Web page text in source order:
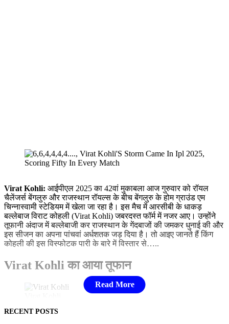
Virat Kohli: आईपीएल 2025 का 42वां मुकाबला आज गुरुवार को रॉयल
चैलेंजर्स बेंगलुरु और राजस्थान रॉयल्स के बीच बेंगलुरु के होम ग्राउंड एम
चिन्नास्वामी स्टेडियम में खेला जा रहा है। इस मैच में आरसीबी के धाकड़
बल्लेबाज विराट कोहली (Virat Kohli) जबरदस्त फॉर्म में नजर आए। उन्होंने
तूफानी अंदाज में बल्लेबाजी कर राजस्थान के गेंदबाजों की जमकर धुनाई की और
इस सीजन का अपना पांचवां अर्धशतक जड़ दिया है। तो आइए जानते हैं किंग
कोहली की इस विस्फोटक पारी के बारे में विस्तार से…..
Virat Kohli का आया तूफान
टॉस हारकर राजस्थान रॉयल्स के खिलाफ पहले बल्लेबाजी करने उतरी रॉयल
RECENT POSTS